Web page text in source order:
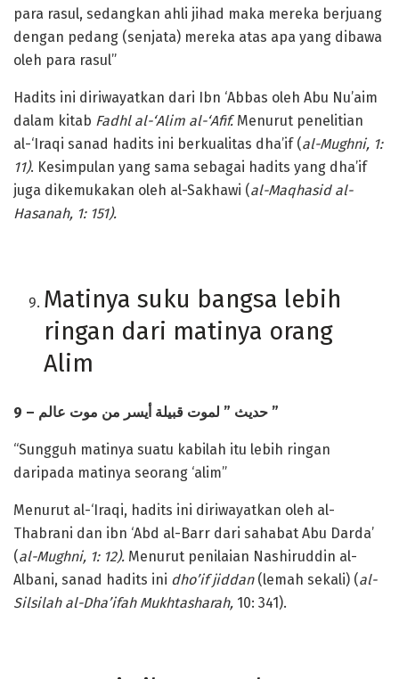
para rasul, sedangkan ahli jihad maka mereka berjuang
dengan pedang (senjata) mereka atas apa yang dibawa
oleh para rasul”
Hadits ini diriwayatkan dari Ibn ‘Abbas oleh Abu Nu’aim
dalam kitab Fadhl al-‘Alim al-‘Afif. Menurut penelitian
al-‘Iraqi sanad hadits ini berkualitas dha’if (al-Mughni, 1:
11). Kesimpulan yang sama sebagai hadits yang dha’if
juga dikemukakan oleh al-Sakhawi (al-Maqhasid al-
Hasanah, 1: 151).
Matinya suku bangsa lebih
ringan dari matinya orang
Alim
9 – حديث ” لموت قبيلة أيسر من موت عالم ”
“Sungguh matinya suatu kabilah itu lebih ringan
daripada matinya seorang ‘alim”
Menurut al-‘Iraqi, hadits ini diriwayatkan oleh al-
Thabrani dan ibn ‘Abd al-Barr dari sahabat Abu Darda’
(al-Mughni, 1: 12). Menurut penilaian Nashiruddin al-
Albani, sanad hadits ini dho’if jiddan (lemah sekali) (al-
Silsilah al-Dha’ifah Mukhtasharah, 10: 341).